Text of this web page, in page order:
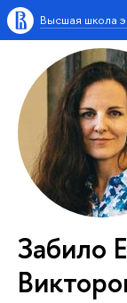
Высшая школа
Забило